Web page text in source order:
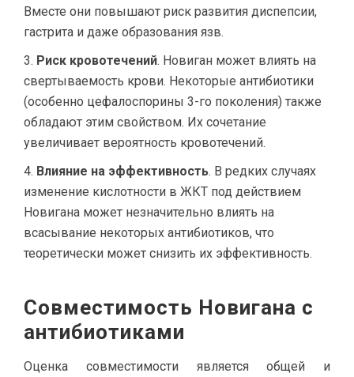
Вместе они повышают риск развития диспепсии,
гастрита и даже образования язв.
Риск кровотечений. Новиган может влиять на
свертываемость крови. Некоторые антибиотики
(особенно цефалоспорины 3-го поколения) также
обладают этим свойством. Их сочетание
увеличивает вероятность кровотечений.
Влияние на эффективность. В редких случаях
изменение кислотности в ЖКТ под действием
Новигана может незначительно влиять на
всасывание некоторых антибиотиков, что
теоретически может снизить их эффективность.
Совместимость Новигана с
антибиотиками
Оценка совместимости является общей и